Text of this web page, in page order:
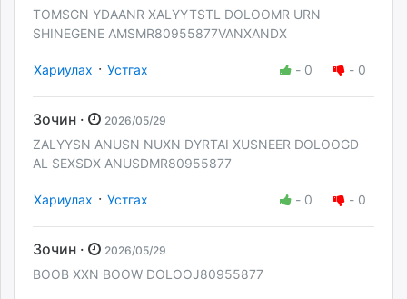
TOMSGN YDAANR XALYYTSTL DOLOOMR URN
SHINEGENE AMSMR80955877VANXANDX
Хариулах · Устгах - 0 - 0
Зочин · 2026/05/29
ZALYYSN ANUSN NUXN DYRTAI XUSNEER DOLOOGD
AL SEXSDX ANUSDMR80955877
Хариулах · Устгах - 0 - 0
Зочин · 2026/05/29
BOOB XXN BOOW DOLOOJ80955877